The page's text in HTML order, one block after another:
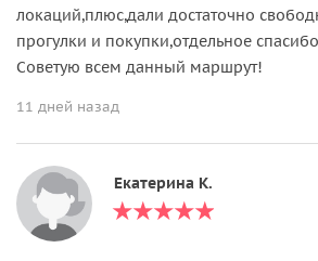
локаций,плюс,дали достаточно
прогулки и покупки,отдельное
Советую всем данный маршрут!
11 дней назад
Екатерина К.